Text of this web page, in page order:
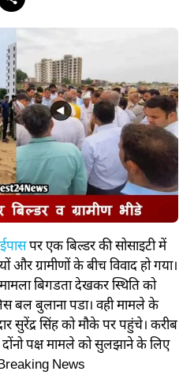
पर एक बिल्डर की सोसाइटी में
और ग्रामीणों के बीच विवाद हो गया।
बिगडता देखकर स्थिति को
बल बुलाना पडा। वही मामले के
सुरेंद्र सिंह को मौके पर पहुंचे। करीब
पक्ष मामले को सुलझाने के लिए
News